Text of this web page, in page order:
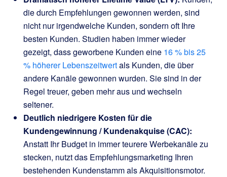
die durch Empfehlungen gewonnen werden, sind
nicht nur irgendwelche Kunden, sondern oft Ihre
besten Kunden. Studien haben immer wieder
gezeigt, dass geworbene Kunden eine 16 % bis 25
% höherer Lebenszeitwertals Kunden, die über
andere Kanäle gewonnen wurden. Sie sind in der
Regel treuer, geben mehr aus und wechseln
seltener.
Deutlich niedrigere Kosten für die
Kundengewinnung / Kundenakquise (CAC):
Anstatt Ihr Budget in immer teurere Werbekanäle zu
stecken, nutzt das Empfehlungsmarketing Ihren
bestehenden Kundenstamm als Akquisitionsmotor.